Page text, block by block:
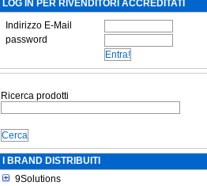
LOG IN PER RIVENDITORI ACCREDITATI
Indirizzo E-Mail
password
Ricerca prodotti
I BRAND DISTRIBUITI
9Solutions